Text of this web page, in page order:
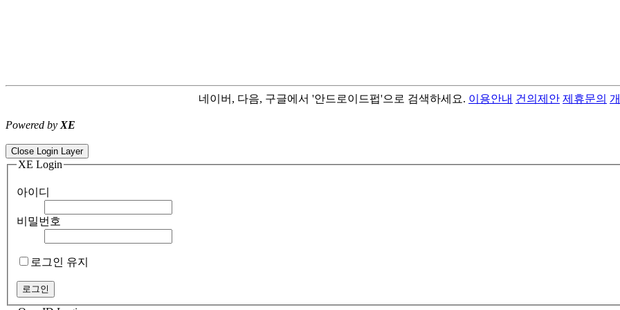
네이버, 다음, 구글에서 '안드로이드펍'으로 검색하세요. 이용안내 건의제안 제휴문의
Powered by XE
Close Login Layer
XE Login
아이디
비밀번호
로그인 유지